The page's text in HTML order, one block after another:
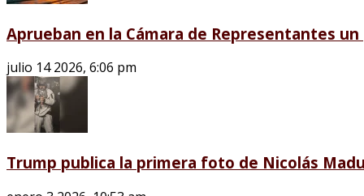
Aprueban en la Cámara de Representantes
julio 14 2026, 6:06 pm
Trump publica la primera foto de Nicolás